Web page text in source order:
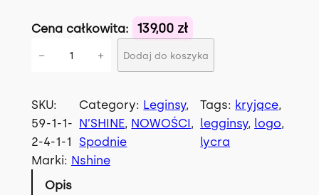
Cena całkowita: 139,00 zł
ś
ć
L
e
− + Dodaj do koszyka
SKU:
59-1-1-
2-4-1-1
Category: Leginsy
N’SHINE, NOWOŚCI
Spodnie
Tags: kryjące
legginsy, logo
lycra
Marki: Nshine
Opis